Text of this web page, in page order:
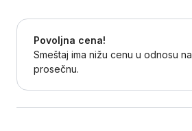
Povoljna cena!
Smeštaj ima nižu cenu u odnosu na
prosečnu.